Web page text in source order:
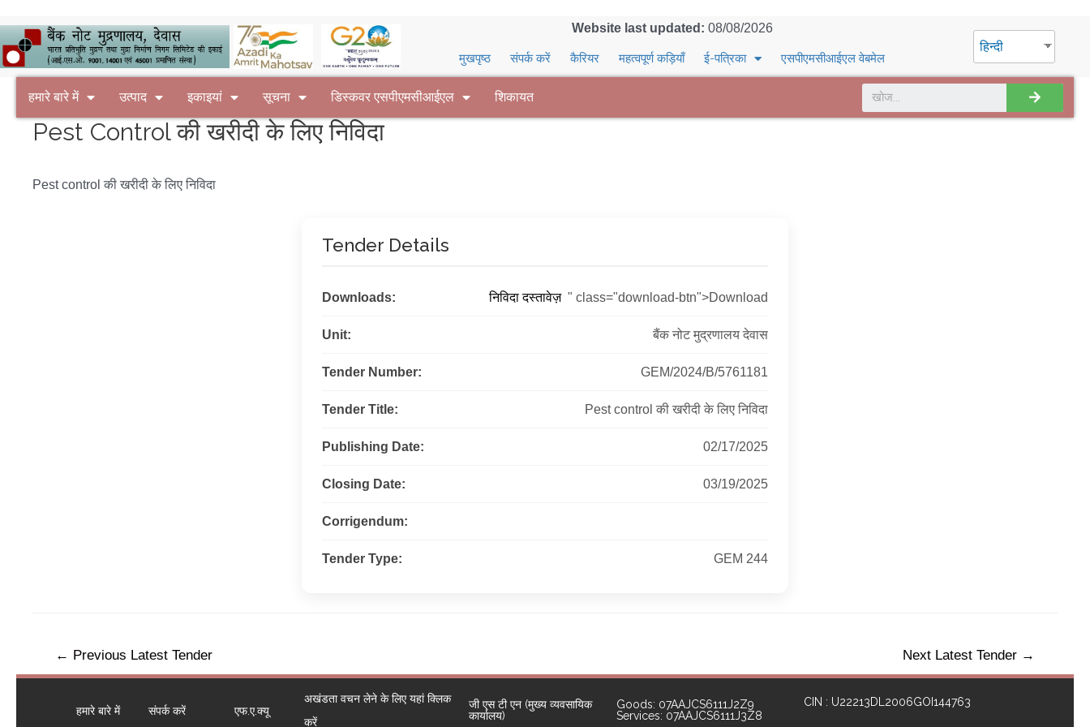
Website last updated: 08/08/2026
मुखपृष्ठ संपर्क करें कैरियर महत्वपूर्ण कड़ियाँ ई-पत्रिका एसपीएमसीआईएल वेबमेल
हिन्दी
हमारे बारे में उत्पाद इकाइयां सूचना डिस्कवर एसपीएमसीआईएल शिकायत
Pest Control की खरीदी के लिए निविदा
Pest control की खरीदी के लिए निविदा
Tender Details
Downloads: निविदा दस्तावेज़ " class="download-btn">Download
Unit: बैंक नोट मुद्रणालय देवास
Tender Number: GEM/2024/B/5761181
Tender Title: Pest control की खरीदी के लिए निविदा
Publishing Date: 02/17/2025
Closing Date: 03/19/2025
Corrigendum:
Tender Type: GEM 244
← Previous Latest Tender Next Latest Tender →
हमारे बारे में संपर्क करें एफ.ए.क्यू
अखंडता वचन लेने के लिए यहां क्लिक
करें
जी एस टी एन (मुख्य व्यवसायिक
कार्यालय)
Goods: 07AAJCS6111J2Z9
Services: 07AAJCS6111J3Z8
CIN : U22213DL2006GOI144763